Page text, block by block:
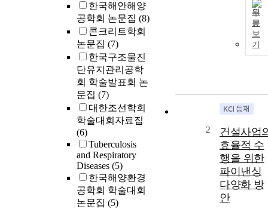
한국해안해양
공학회 논문집 (8)
콘크리트학회
논문집 (7)
한국구조물진
단유지관리공학
회 학술발표회 논
문집 (7)
대한조선학회
학술대회자료집
(6)
Tuberculosis
and Respiratory
Diseases (5)
한국해양환경
공학회 학술대회
논문집 (5)
원
문
보
기
2
건설사업
효율적 수
행을 위한
파이낸싱
다양화 방
안